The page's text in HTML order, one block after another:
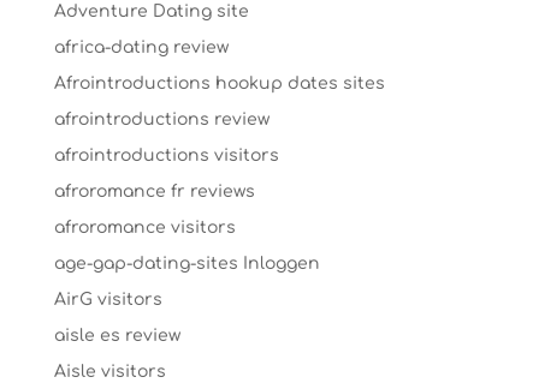
Adventure Dating site
africa-dating review
Afrointroductions hookup dates sites
afrointroductions review
afrointroductions visitors
afroromance fr reviews
afroromance visitors
age-gap-dating-sites Inloggen
AirG visitors
aisle es review
Aisle visitors